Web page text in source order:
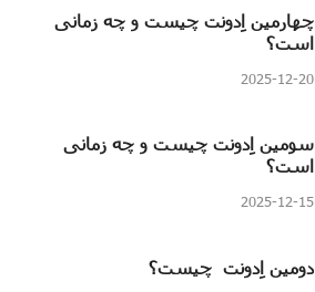
چهارمین اِدونت چیست و چه زمانی
است؟
2025-12-20
سومین اِدونت چیست و چه زمانی
است؟
2025-12-15
دومین اِدونت چیست؟